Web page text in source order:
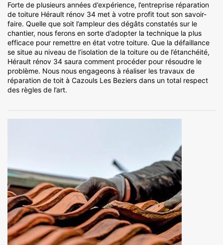
Forte de plusieurs années d’expérience, l’entreprise réparation
de toiture Hérault rénov 34 met à votre profit tout son savoir-
faire. Quelle que soit l’ampleur des dégâts constatés sur le
chantier, nous ferons en sorte d’adopter la technique la plus
efficace pour remettre en état votre toiture. Que la défaillance
se situe au niveau de l’isolation de la toiture ou de l’étanchéité,
Hérault rénov 34 saura comment procéder pour résoudre le
problème. Nous nous engageons à réaliser les travaux de
réparation de toit à Cazouls Les Beziers dans un total respect
des règles de l’art.